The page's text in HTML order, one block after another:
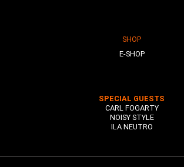
SHOP
E-SHOP
SPECIAL GUESTS
CARL FOGARTY
NOISY STYLE
ILA NEUTRO